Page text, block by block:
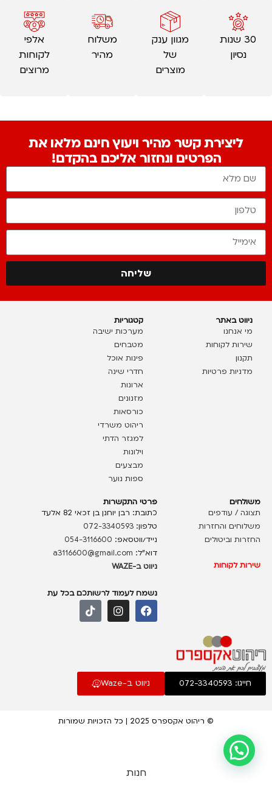
30 שנות
נסיון
מגוון ענק
של
מוצרים
משלוח
מהיר
אלפי
לקוחות
מרוצים
ליצירת קשר מהיר ויעוץ חינם מלאו את
הפרטים ונחזור אליכם בהקדם!
שליחה
ניווט באתר
מי אנחנו
שירות לקוחות
תקנון
מדניות פרטיות
קטגוריות
מערכות ישיבה
מטבחים
פינות אוכל
חדרי שינה
ארונות
מזנונים
כורסאות
ריהוט משרדי
למגזר הדתי
וילונות
מבצעים
ספות נוער
משולחים
תצוגה / עודפים
משלוחים והחזרות
החזרות וביטולים
שירות לקוחות
פרטי התקשרות
כתובת: רבן יוחנן בן זכאי 82 אלעד
טלפון:072-3340593
נייד/ווטסאפ: 054-3116600
דוא”ל: a3116600@gmail.com
ניווט ב-WAZE
נשמח לעמוד לרשותכם בכל עת
חייגו: 072-3340593 ניווט ב-Waze
© ריהוט אקספרס 2025 | כל הזכויות שמורות
סלון
מערכת
ישיבה
חנות